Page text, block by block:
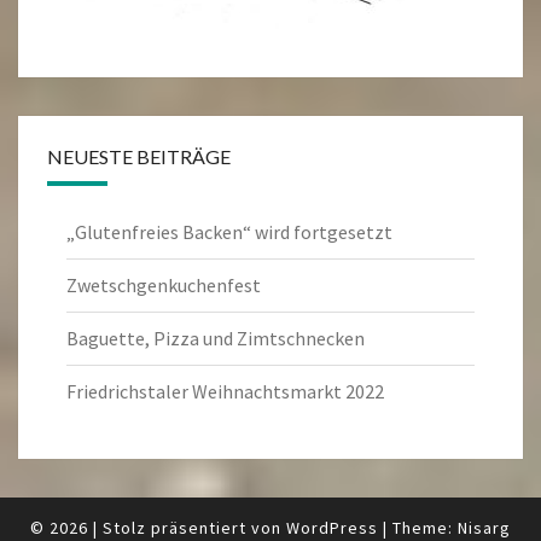
NEUESTE BEITRÄGE
„Glutenfreies Backen“ wird fortgesetzt
Zwetschgenkuchenfest
Baguette, Pizza und Zimtschnecken
Friedrichstaler Weihnachtsmarkt 2022
© 2026 | Stolz präsentiert von WordPress | Theme: Nisarg